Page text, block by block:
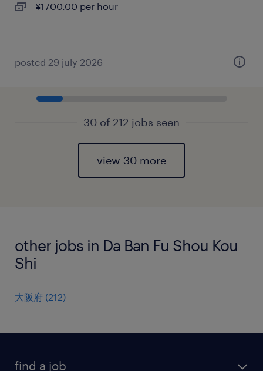
¥1700.00 per hour
posted 29 july 2026
30 of 212 jobs seen
view 30 more
other jobs in Da Ban Fu Shou Kou
Shi
大阪府 (212)
find a job